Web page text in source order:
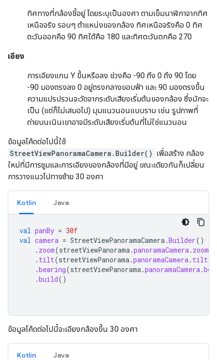
ทิศทางที่กล้องชี้อยู่ โดยระบุเป็นองศา ตามเข็มนาฬิกาจากทิศ
เหนือจริง รอบๆ ตำแหน่งของกล้อง ทิศเหนือจริงคือ 0 ทิศ
ตะวันออกคือ 90 ทิศใต้คือ 180 และทิศตะวันตกคือ 270
เอียง
การเอียงแกน Y ขึ้นหรือลง ช่วงคือ -90 ถึง 0 ถึง 90 โดย
-90 มองตรงลง 0 อยู่ตรงกลางขอบฟ้า และ 90 มองตรงขึ้น
ความแปรปรวนจะวัดจากระดับเสียงเริ่มต้นของกล้อง ซึ่งมักจะ
เป็น (แต่ก็ไม่เสมอไป) มุมแนวนอนแบบราบ เช่น รูปภาพที่
ถ่ายบนเนินเขาอาจมีระดับเสียงเริ่มต้นที่ไม่ใช่แนวนอน
ข้อมูลโค้ดต่อไปนี้ใช้
StreetViewPanoramaCamera.Builder() เพื่อสร้าง กล้อง
ใหม่ที่มีการซูมและการเอียงของกล้องที่มีอยู่ ขณะเดียวกันก็เปลี่ยน
การวางแนวไปทางซ้าย 30 องศา
Kotlin Java
val panBy = 30f
val camera = StreetViewPanoramaCamera .Builder()
. zoom(streetViewPanorama .panoramaCamera . zoom
. tilt(streetViewPanorama .panoramaCamera . tilt
.bearing(streetViewPanorama .panoramaCamera .
.build()
ข้อมูลโค้ดต่อไปนี้จะเอียงกล้องขึ้น 30 องศา
Kotlin Java